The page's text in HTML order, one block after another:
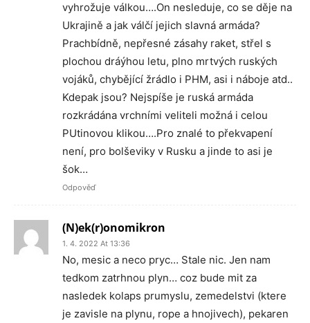
vyhrožuje válkou….On nesleduje, co se děje na
Ukrajině a jak válčí jejich slavná armáda?
Prachbídně, nepřesné zásahy raket, střel s
plochou dráýhou letu, plno mrtvých ruských
vojáků, chybějící žrádlo i PHM, asi i náboje atd..
Kdepak jsou? Nejspíše je ruská armáda
rozkrádána vrchními veliteli možná i celou
PUtinovou klikou….Pro znalé to překvapení
není, pro bolševiky v Rusku a jinde to asi je
šok…
Odpověď
(N)ek(r)onomikron
1. 4. 2022 At 13:36
No, mesic a neco pryc… Stale nic. Jen nam
tedkom zatrhnou plyn… coz bude mit za
nasledek kolaps prumyslu, zemedelstvi (ktere
je zavisle na plynu, rope a hnojivech), pekaren